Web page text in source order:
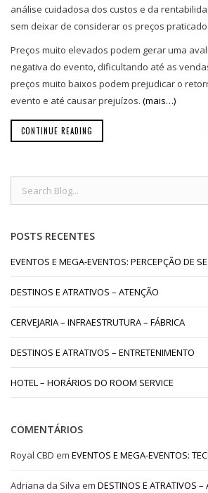
análise cuidadosa dos custos e da
sem deixar de considerar os preços
Preços muito elevados podem gerar uma
negativa do evento, dificultando até as
preços muito baixos podem prejudicar o
evento e até causar prejuízos. (mais…)
CONTINUE READING
POSTS RECENTES
EVENTOS E MEGA-EVENTOS: PERCEPÇÃO DE
DESTINOS E ATRATIVOS – ATENÇÃO
CERVEJARIA – INFRAESTRUTURA – FÁBRICA
DESTINOS E ATRATIVOS – ENTRETENIMENTO
HOTEL – HORÁRIOS DO ROOM SERVICE
COMENTÁRIOS
Royal CBD em EVENTOS E MEGA-EVENTOS:
Adriana da Silva em DESTINOS E ATRATIVOS –